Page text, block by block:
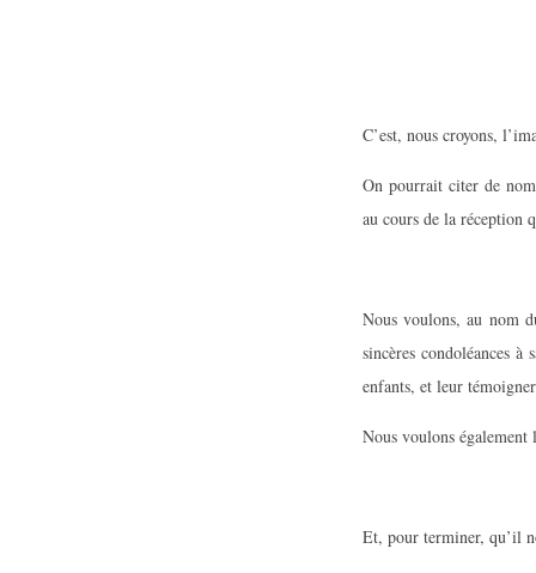
C’est, nous croyons,
On pourrait citer de
au cours de la réception
Nous voulons, au nom
sincères condoléances
enfants, et leur
Nous voulons
Et, pour terminer, qu’il